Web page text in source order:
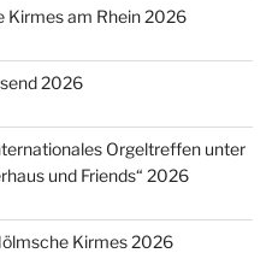
Kirmes am Rhein 2026
2026
Orgeltreffen unter
und Friends“ 2026
Kirmes 2026